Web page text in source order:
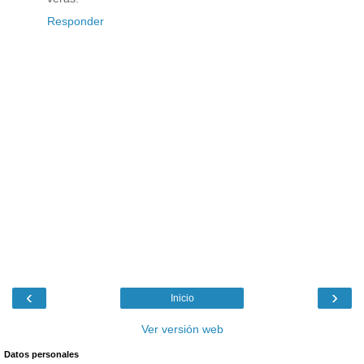
Responder
‹ ›
Inicio
Ver versión web
Datos personales